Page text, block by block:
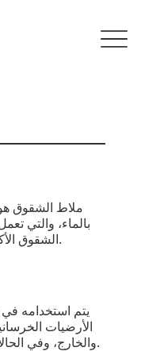
ملاط الشقوق
بالماء، والتي
الشقوق الأكبر من الشعيرات الدموية في الخرسانة.
يتم استخدامه في
الأرضيات
والخارج، وفي الحالات التي تتطلب إصلاح الخرسانة الأفقية.